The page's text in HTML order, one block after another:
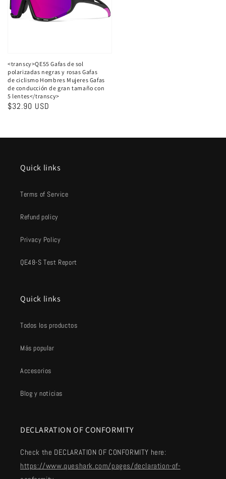
<transcy>QE55 Gafas de sol
polarizadas negras y rosas Gafas
de ciclismo Hombres Mujeres Gafas
de conducción de gran tamaño con
5 lentes</transcy>
Precio
$32.90 USD
Quick links
Terms of Service
Refund policy
Privacy Policy
QE48-S Test Report
Quick links
Todos los productos
Más popular
Accesorios
Blog y noticias
DECLARATION OF CONFORMITY
Check the DECLARATION OF CONFORMITY here:
https://www.queshark.com/pages/declaration-of-